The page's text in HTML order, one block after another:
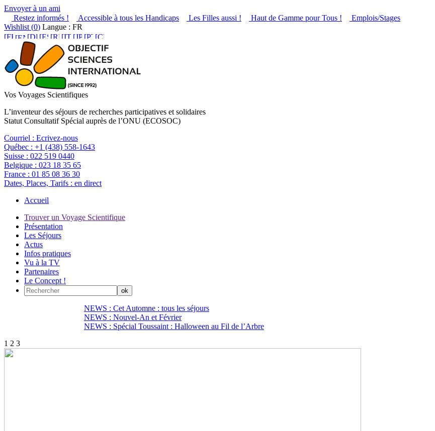
Envoyer à un ami
Restez informés !
Accessible à tous les Handicaps Les Filles aussi ! Haut de Gamme pour Tous !
Emplois/Stages
Wishlist (0) Langue : FR
Vos Voyages Scientifiques
L’inventeur des séjours de recherches participatives et solidaires
Statut Consultatif Spécial auprès de l’ONU (ECOSOC)
Courriel : Ecrivez-nous
Québec : +1 (438) 558-1643
Suisse : 022 519 0440
Belgique : 023 18 35 65
France : 01 85 08 36 30
Dates, Places, Tarifs : en direct
Accueil
Trouver un Voyage Scientifique
Présentation
Les Séjours
Actus
Infos pratiques
Vu à la TV
Partenaires
Le Concept !
NEWS : Cet Automne : tous les séjours
NEWS : Nouvel-An et Février
NEWS : Spécial Toussaint : Halloween au Fil de l’Arbre
1 2 3